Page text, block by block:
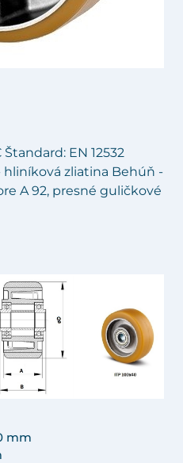
Štandard: EN 12532
hliníková zliatina Behúň -
A 92, presné guličkové
mm